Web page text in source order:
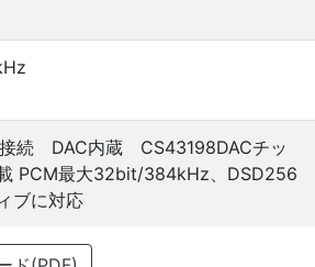
続 DAC内蔵 CS43198DACチッ
PCM最大32bit/384kHz、DSD256
ブに対応